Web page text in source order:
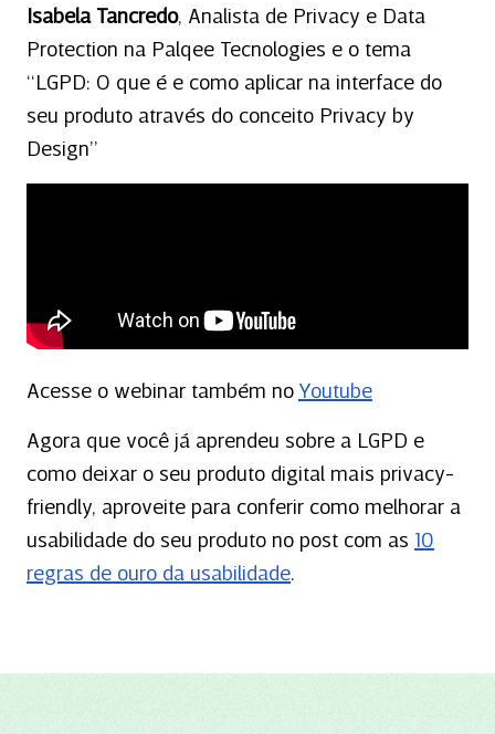
Isabela Tancredo, Analista de Privacy e Data
Protection na Palqee Tecnologies e o tema
“LGPD: O que é e como aplicar na interface do
seu produto através do conceito Privacy by
Design”
Acesse o webinar também no Youtube
Agora que você já aprendeu sobre a LGPD e
como deixar o seu produto digital mais privacy-
friendly, aproveite para conferir como melhorar a
usabilidade do seu produto no post com as 10
regras de ouro da usabilidade.